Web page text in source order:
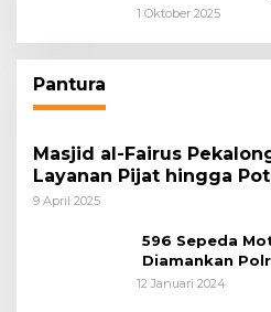
1 Oktober 2025
Pantura
Masjid al-Fairus
Layanan Pijat hingga
bagi Pemudik Lebaran
9 April 2025
596 Sepeda
Diamankan
12 Januari 2024